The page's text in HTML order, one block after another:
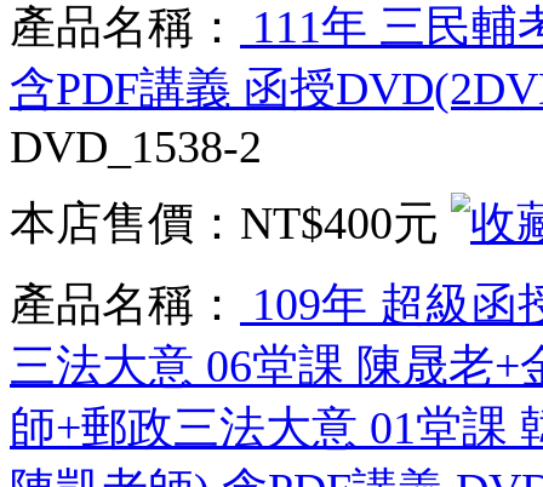
產品名稱：
111年 三民輔
含PDF講義 函授
DVD_1538-2
本店售價： NT$400元
產品名稱：
109年 超級函
三法大意 06堂課 陳晟老
師+郵政三法大意 01堂課